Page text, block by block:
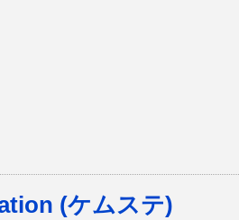
(ケムステ)